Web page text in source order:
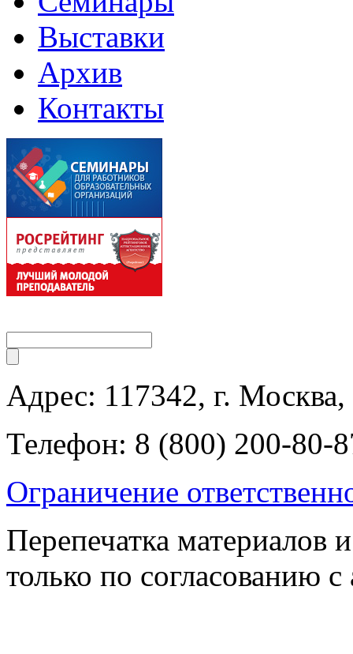
Выставки
Архив
Контакты
Адрес: 117342, г.
Телефон: 8 (800) 200-80-
Ограничение
Перепечатка материалов
только по согласованию